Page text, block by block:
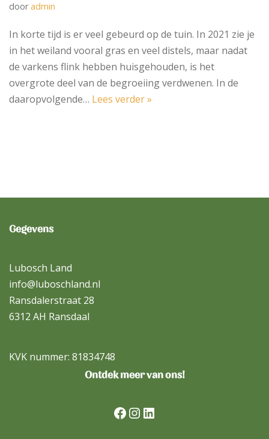
dooradmin
In korte tijd is er veel gebeurd op de tuin. In 2021 zie je
in het weiland vooral gras en veel distels, maar nadat
de varkens flink hebben huisgehouden, is het
overgrote deel van de begroeiing verdwenen. In de
daaropvolgende… Lees verder »
Gegevens
Lubosch Land
info@luboschland.nl
Ransdalerstraat 28
6312 AH Ransdaal
KVK nummer: 81834748
Ontdek meer van ons!